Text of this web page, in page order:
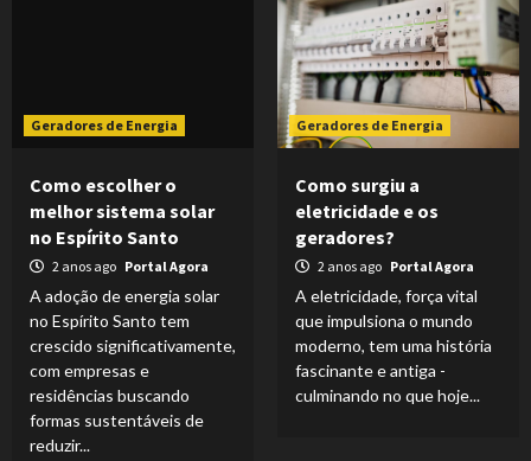
Geradores de Energia
Como escolher o
melhor sistema solar
no Espírito Santo
2 anos ago Portal Agora
A adoção de energia solar
no Espírito Santo tem
crescido significativamente,
com empresas e
residências buscando
formas sustentáveis de
reduzir...
Geradores de Energia
Como surgiu a
eletricidade e os
geradores?
2 anos ago Portal Agora
A eletricidade, força vital
que impulsiona o mundo
moderno, tem uma história
fascinante e antiga -
culminando no que hoje...